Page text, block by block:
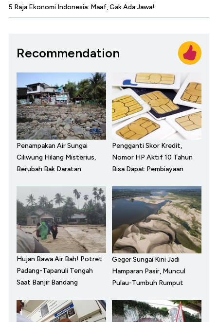
5 Raja Ekonomi Indonesia: Maaf, Gak Ada Jawa!
Recommendation
Penampakan Air Sungai
Ciliwung Hilang Misterius,
Berubah Bak Daratan
Pengganti Skor Kredit,
Nomor HP Aktif 10 Tahun
Bisa Dapat Pembiayaan
Hujan Bawa Air Bah! Potret
Padang-Tapanuli Tengah
Saat Banjir Bandang
Geger Sungai Kini Jadi
Hamparan Pasir, Muncul
Pulau-Tumbuh Rumput